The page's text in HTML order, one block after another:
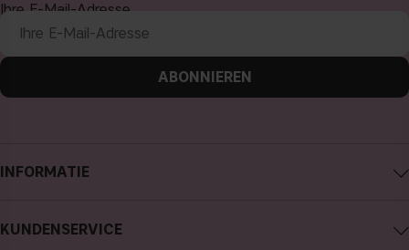
INFORMATIE
Über CAIA Cosmetics
KUNDENSERVICE
Ihre E-Mail-Adresse
ABONNIEREN